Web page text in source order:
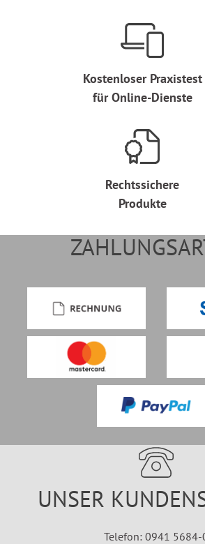
Kostenloser Praxistest
für Online-Dienste
Rechtssichere
Produkte
UNSER
Telefon: 0941 5684-